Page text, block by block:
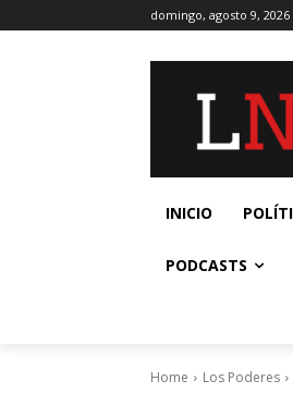
domingo, agosto 9, 2026
INICIO
PODCASTS
Home Los Poderes